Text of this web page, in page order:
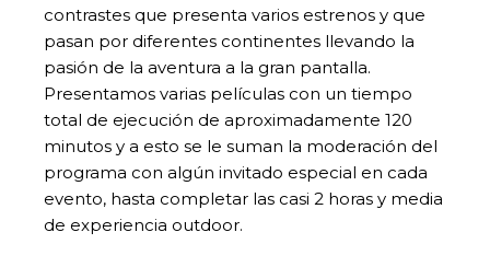
contrastes que presenta varios estrenos y que
pasan por diferentes continentes llevando la
pasión de la aventura a la gran pantalla.
Presentamos varias películas con un tiempo
total de ejecución de aproximadamente 120
minutos y a esto se le suman la moderación del
programa con algún invitado especial en cada
evento, hasta completar las casi 2 horas y media
de experiencia outdoor.